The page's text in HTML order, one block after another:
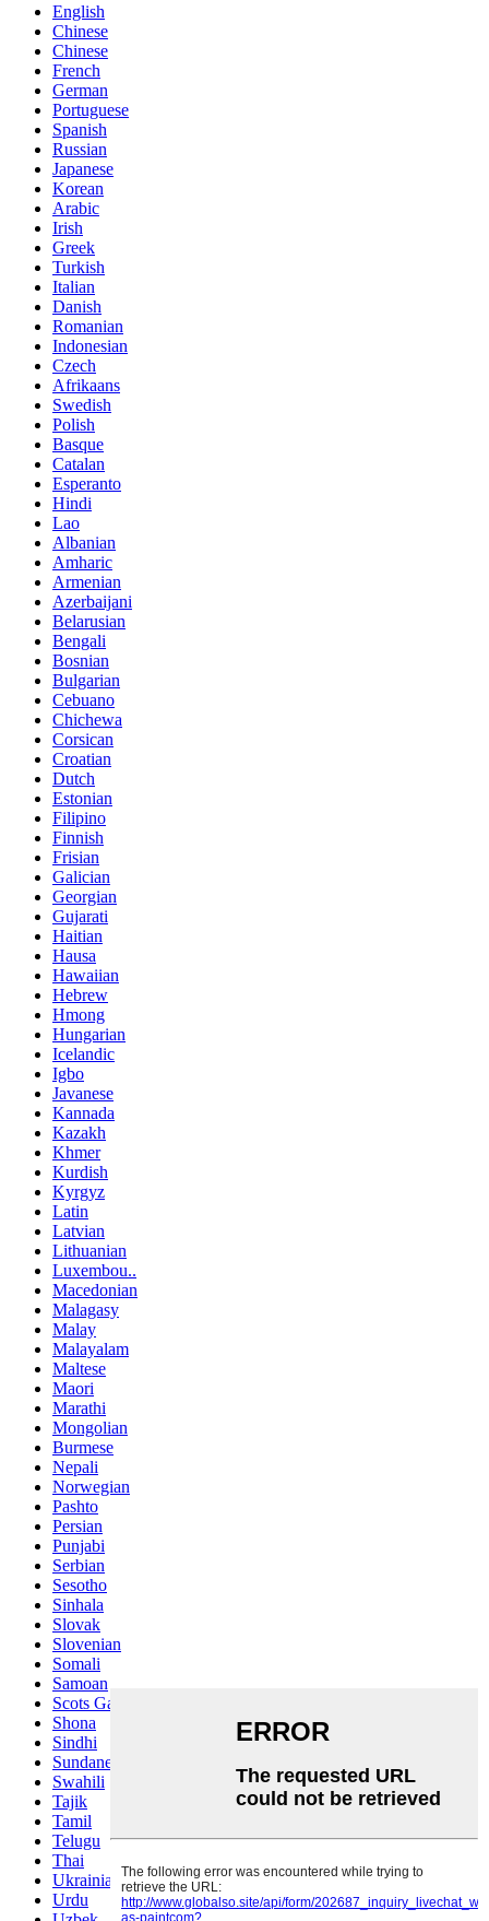
English
Chinese
Chinese
French
German
Portuguese
Spanish
Russian
Japanese
Korean
Arabic
Irish
Greek
Turkish
Italian
Danish
Romanian
Indonesian
Czech
Afrikaans
Swedish
Polish
Basque
Catalan
Esperanto
Hindi
Lao
Albanian
Amharic
Armenian
Azerbaijani
Belarusian
Bengali
Bosnian
Bulgarian
Cebuano
Chichewa
Corsican
Croatian
Dutch
Estonian
Filipino
Finnish
Frisian
Galician
Georgian
Gujarati
Haitian
Hausa
Hawaiian
Hebrew
Hmong
Hungarian
Icelandic
Igbo
Javanese
Kannada
Kazakh
Khmer
Kurdish
Kyrgyz
Latin
Latvian
Lithuanian
Luxembou..
Macedonian
Malagasy
Malay
Malayalam
Maltese
Maori
Marathi
Mongolian
Burmese
Nepali
Norwegian
Pashto
Persian
Punjabi
Serbian
Sesotho
Sinhala
Slovak
Slovenian
Somali
Samoan
Scots Gaelic
Shona
Sindhi
Sundanese
Swahili
Tajik
Tamil
Telugu
Thai
Ukrainian
Urdu